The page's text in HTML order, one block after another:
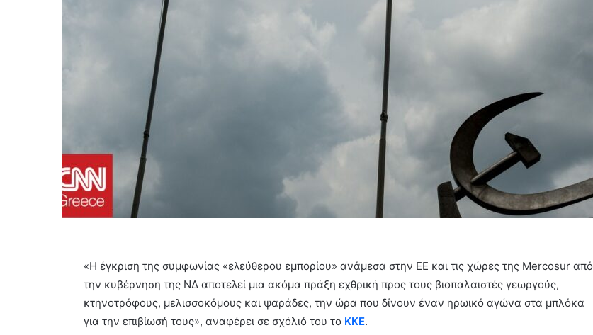
«Η έγκριση της συμφωνίας «ελεύθερου εμπορίου» ανάμεσα στην ΕΕ και τις χώρες της Mercosur από
την κυβέρνηση της ΝΔ αποτελεί μια ακόμα πράξη εχθρική προς τους βιοπαλαιστές γεωργούς,
κτηνοτρόφους, μελισσοκόμους και ψαράδες, την ώρα που δίνουν έναν ηρωικό αγώνα στα μπλόκα
για την επιβίωσή τους», αναφέρει σε σχόλιό του το ΚΚΕ.